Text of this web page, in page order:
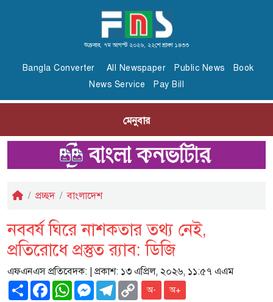
শুক্রবার, ৭ম আগস্ট ২০২৬, ২২শে শ্রাবণ ১৪৩৩
Bangla Converter All Newspaper Public News
Book
News Service
Pay Bill
মেনুবার
প্রচ্ছদ বাংলাদেশ
নববর্ষ ঘিরে নাশকতার তথ্য নেই,
প্রতিরোধে প্রস্তুত র‌্যাব: ডিজি
এফএনএস প্রতিবেদক: | প্রকাশ: ১৩ এপ্রিল, ২০২৬, ১১:৫৭ এএম
ShareFacebookWhatsAppMessenger
Telegram
Copy
Link
অ- অ+